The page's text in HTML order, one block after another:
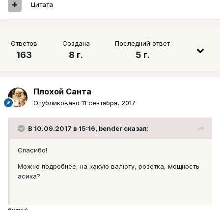
Цитата
Ответов
163
Создана
8 г.
Последний ответ
5 г.
Плохой Санта
Опубликовано 11 сентября, 2017
В 10.09.2017 в 15:16, bender сказал:
Спасибо!
Можно подробнее, на какую валюту, розетка, мощность
асика?